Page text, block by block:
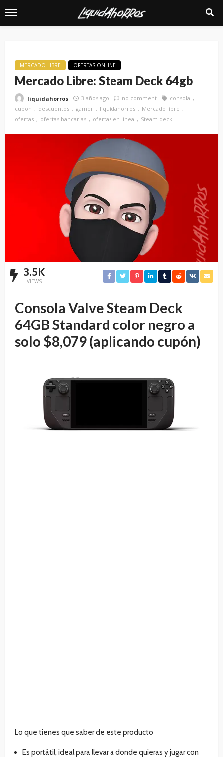
MERCADO LIBRE OFERTAS ONLINE
Mercado Libre: Steam Deck 64gb
liquidahorros 3 años ago no comment
consola
cupon
descuentos gamer liquidahorros
Mercado libre
ofertas
ofertas bancarias ofertas en linea Steam deck
3.5K
VIEWS
Consola Valve Steam Deck
64GB Standard color negro a
solo $8,079 (aplicando cupón)
Lo que tienes que saber de este producto
Es portátil, ideal para llevar a donde quieras y jugar con